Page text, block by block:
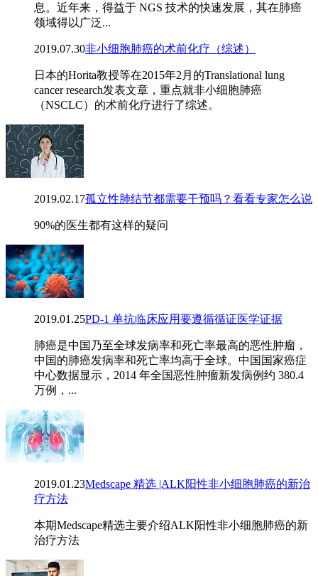
息。近年来，得益于 NGS 技术的快速发展，其在肺癌
领域得以广泛...
2019.07.30非小细胞肺癌的术前化疗（综述）
日本的Horita教授等在2015年2月的Translational lung
cancer research发表文章，重点就非小细胞肺癌
（NSCLC）的术前化疗进行了综述。
2019.02.17孤立性肺结节都需要干预吗？看看专家怎么说
90%的医生都有这样的疑问
2019.01.25PD-1 单抗临床应用要遵循循证医学证据
肺癌是中国乃至全球发病率和死亡率最高的恶性肿瘤，
中国的肺癌发病率和死亡率均高于全球。中国国家癌症
中心数据显示，2014 年全国恶性肿瘤新发病例约 380.4
万例，...
2019.01.23Medscape 精选 |ALK阳性非小细胞肺癌的新治
疗方法
本期Medscape精选主要介绍ALK阳性非小细胞肺癌的新
治疗方法